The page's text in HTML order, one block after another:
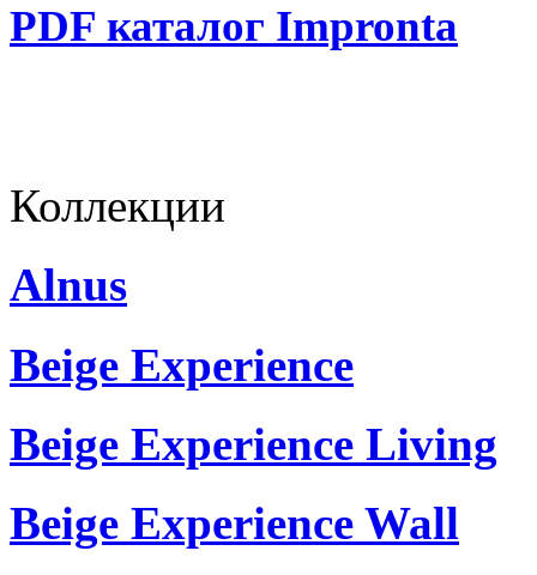
PDF каталог Impronta
Коллекции
Alnus
Beige Experience
Beige Experience Living
Beige Experience Wall